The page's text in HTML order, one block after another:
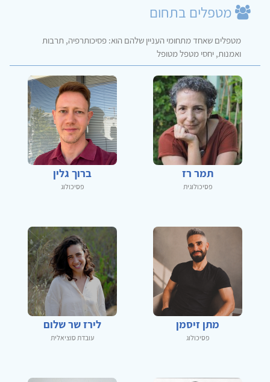
מטפלים בתחום
מטפלים שאחד מתחומי העניין שלהם הוא: פסיכותרפיה, תרבות
ואמנות, יחסי מטפל מטופל
תמר רז
פסיכולוגית
ברוך גלין
פסיכולוג
מתן זיסמן
פסיכולוג
לירז שר שלום
עובדת סוציאלית